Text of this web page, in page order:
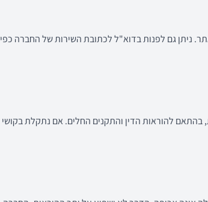
ניתן גם לפנות בדוא"ל לכתובת השירות של החברה כפי
להוראות הדין והתקנים החלים. אם נתקלת בקושי